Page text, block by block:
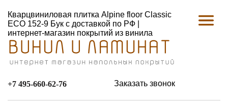
Кварцвиниловая плитка Alpine floor Classic
ЕСО 152-9 Бук с доставкой по РФ |
интернет-магазин покрытий из винила
+7 495-660-62-76 Заказать звонок